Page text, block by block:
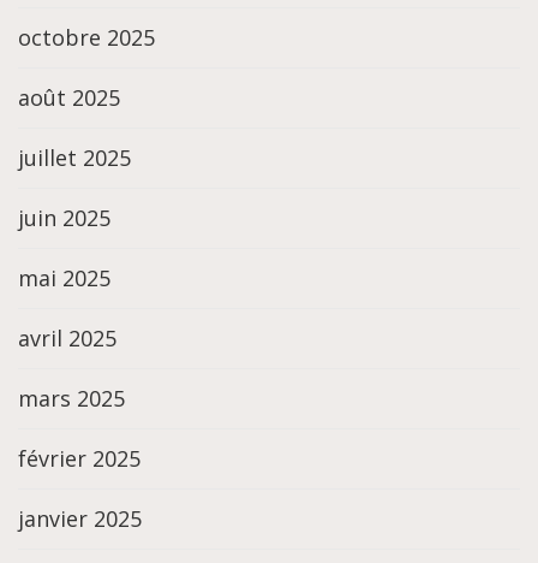
octobre 2025
août 2025
juillet 2025
juin 2025
mai 2025
avril 2025
mars 2025
février 2025
janvier 2025